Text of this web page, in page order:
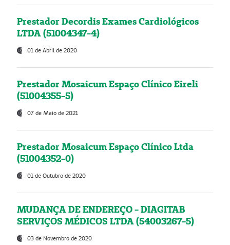
Prestador Decordis Exames Cardiológicos
LTDA (51004347-4)
01 de Abril de 2020
Prestador Mosaicum Espaço Clínico Eireli
(51004355-5)
07 de Maio de 2021
Prestador Mosaicum Espaço Clínico Ltda
(51004352-0)
01 de Outubro de 2020
MUDANÇA DE ENDEREÇO - DIAGITAB
SERVIÇOS MÉDICOS LTDA (54003267-5)
03 de Novembro de 2020